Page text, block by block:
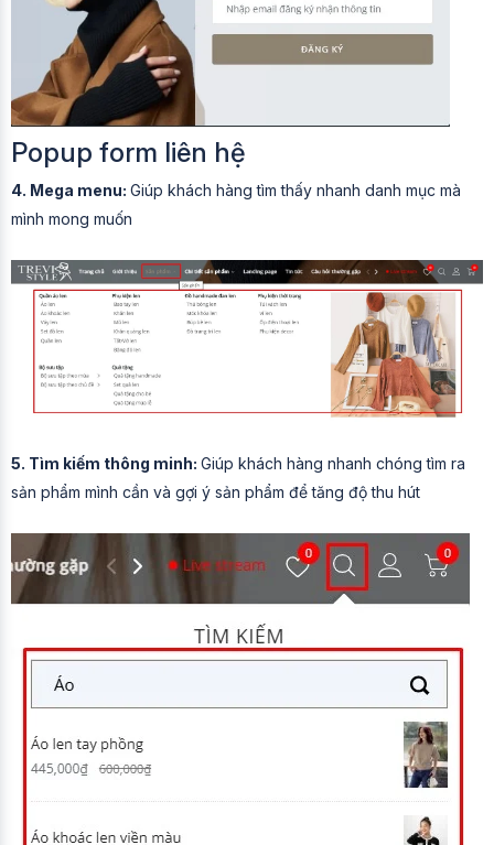
Popup form liên hệ
4. Mega menu: Giúp khách hàng tìm thấy nhanh danh mục mà
mình mong muốn
5. Tìm kiếm thông minh: Giúp khách hàng nhanh chóng tìm ra
sản phẩm mình cần và gợi ý sản phẩm để tăng độ thu hút